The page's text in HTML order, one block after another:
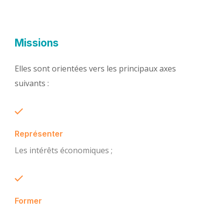
Missions
Elles sont orientées vers les principaux axes
suivants :
Représenter
Les intérêts économiques ;
Former